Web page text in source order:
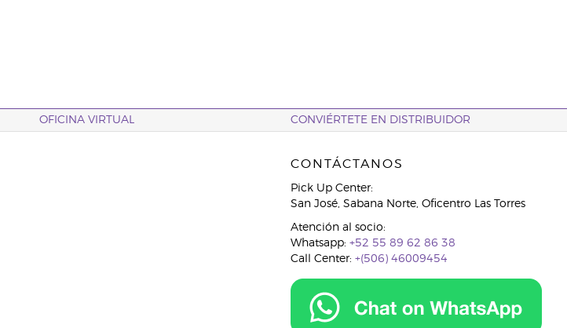
OFICINA VIRTUAL CONVIÉRTETE EN DISTRIBUIDOR
CONTÁCTANOS
Pick Up Center:
San José, Sabana Norte, Oficentro Las Torres
Atención al socio:
Whatsapp: +52 55 89 62 86 38
Call Center: +(506) 46009454